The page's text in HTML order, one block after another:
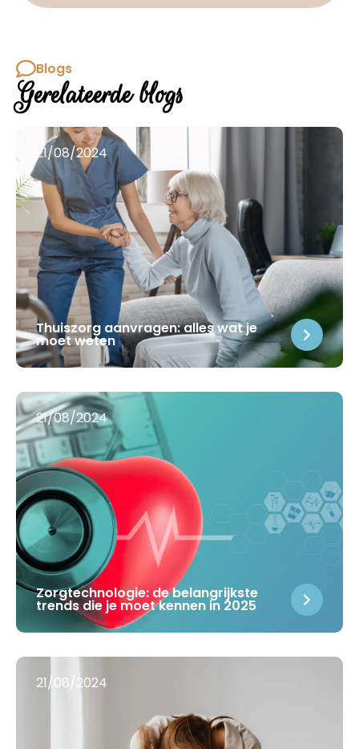
Blogs
Gerelateerde blogs
21/08/2024
Thuiszorg aanvragen: alles wat je
moet weten
21/08/2024
Zorgtechnologie: de belangrijkste
trends die je moet kennen in 2025
21/08/2024